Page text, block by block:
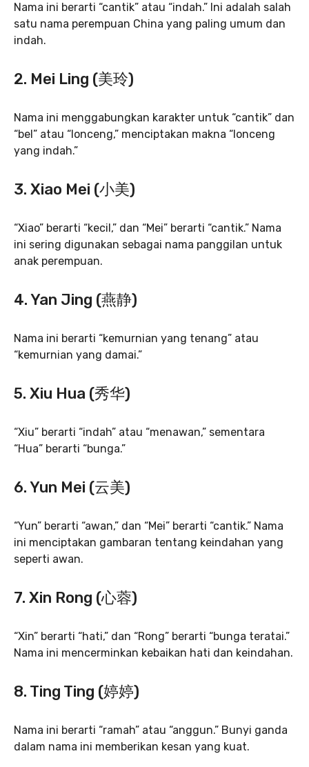
Nama ini berarti “cantik” atau “indah.” Ini adalah salah
satu nama perempuan China yang paling umum dan
indah.
2. Mei Ling (美玲)
Nama ini menggabungkan karakter untuk “cantik” dan
“bel” atau “lonceng,” menciptakan makna “lonceng
yang indah.”
3. Xiao Mei (小美)
“Xiao” berarti “kecil,” dan “Mei” berarti “cantik.” Nama
ini sering digunakan sebagai nama panggilan untuk
anak perempuan.
4.Yan Jing (燕静)
Nama ini berarti “kemurnian yang tenang” atau
“kemurnian yang damai.”
5. Xiu Hua (秀华)
“Xiu” berarti “indah” atau “menawan,” sementara
“Hua” berarti “bunga.”
6. Yun Mei (云美)
“Yun” berarti “awan,” dan “Mei” berarti “cantik.” Nama
ini menciptakan gambaran tentang keindahan yang
seperti awan.
7. Xin Rong (心蓉)
“Xin” berarti “hati,” dan “Rong” berarti “bunga teratai.”
Nama ini mencerminkan kebaikan hati dan keindahan.
8. Ting Ting (婷婷)
Nama ini berarti “ramah” atau “anggun.” Bunyi ganda
dalam nama ini memberikan kesan yang kuat.